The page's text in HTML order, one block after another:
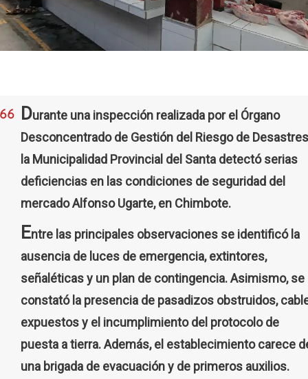
Durante una inspección realizada por el Órgano
Desconcentrado de Gestión del Riesgo de
la Municipalidad Provincial del Santa detectó serias
deficiencias en las condiciones de seguridad del
mercado Alfonso Ugarte, en Chimbote.
Entre las principales observaciones se identificó la
ausencia de luces de emergencia, extintores,
señaléticas y un plan de contingencia. Asimismo, se
constató la presencia de pasadizos obstruidos,
expuestos y el incumplimiento del protocolo de
puesta a tierra. Además, el establecimiento carece
una brigada de evacuación y de primeros auxilios.